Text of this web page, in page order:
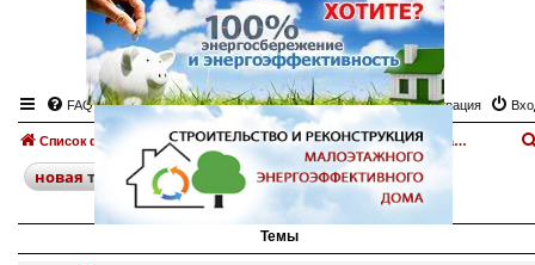
FAQ Регистрация
Список форумов Электроснабжение дома, участка. Форум "Электроснабжение"
новаятема поискрасширенный
43 темы • Страница 1из
Темы